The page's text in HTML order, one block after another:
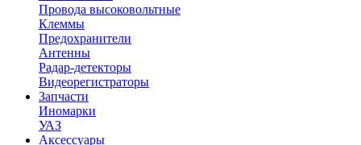
Провода высоковольтные
Клеммы
Предохранители
Антенны
Радар-детекторы
Видеорегистраторы
Запчасти
Иномарки
УАЗ
Аксесcуары